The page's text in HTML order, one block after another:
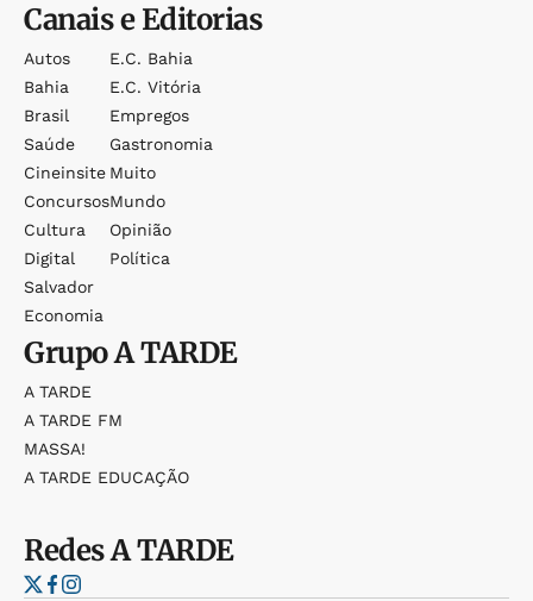
Canais e Editorias
Autos
Bahia
Brasil
Saúde
Cineinsite
Concursos
Cultura
Digital
Salvador
Economia
E.c. Bahia
E.c. Vitória
Empregos
Gastronomia
Muito
Mundo
Opinião
Política
GrupoA TARDE
A TARDE
A TARDE FM
MASSA!
A TARDE EDUCAÇÃO
RedesA TARDE